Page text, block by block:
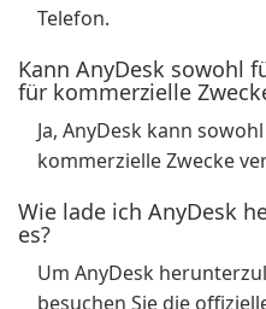
Telefon.
Kann AnyDesk sowohl
für kommerzielle
Ja, AnyDesk kann
kommerzielle Zwecke
Wie lade ich AnyDesk
es?
Um AnyDesk
besuchen Sie die